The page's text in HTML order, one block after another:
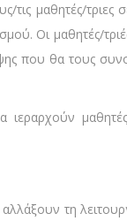
μαθητές/τριες
Οι μαθητές/
που θα τους
τη